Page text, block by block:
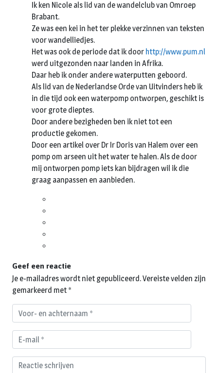
Ik ken Nicole als lid van de wandelclub van Omroep
Brabant.
Ze was een kei in het ter plekke verzinnen van teksten
voor wandelliedjes.
Het was ook de periode dat ik door http://www.pum.nl
werd uitgezonden naar landen in Afrika.
Daar heb ik onder andere waterputten geboord.
Als lid van de Nederlandse Orde van Uitvinders heb ik
in die tijd ook een waterpomp ontworpen, geschikt is
voor grote dieptes.
Door andere bezigheden ben ik niet tot een
productie gekomen.
Door een artikel over Dr Ir Doris van Halem over een
pomp om arseen uit het water te halen. Als de door
mij ontworpen pomp iets kan bijdragen wil ik die
graag aanpassen en aanbieden.
Geef een reactie
Je e-mailadres wordt niet gepubliceerd.Vereiste velden zijn
gemarkeerd met *